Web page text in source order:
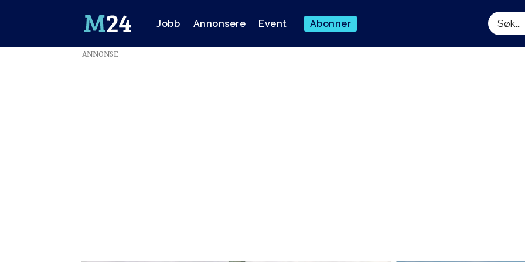
Jobb Annonsere Event Abonner
Søk
ANNONSE